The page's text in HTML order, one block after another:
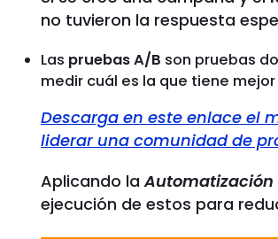
no tuvieron la respuesta
Las pruebas A/B son pruebas
medir cuál es la que tiene
Descarga en este enlace el
liderar una comunidad de
Aplicando la Automatización
ejecución de estos para